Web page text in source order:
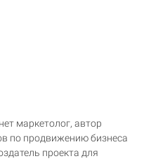
маркетолог, автор
по продвижению бизнеса
проекта для